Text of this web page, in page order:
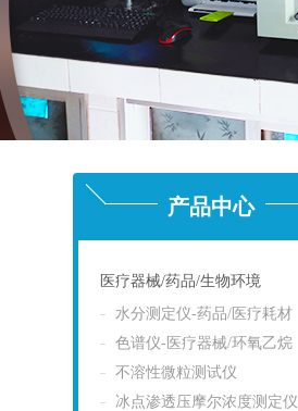
产品中心
医疗器械/药品/生物环境
点击
水分测定仪-药品/医疗耗材
色谱仪-医疗器械/环氧乙烷
不溶性微粒测试仪
冰点渗透压摩尔浓度测定仪